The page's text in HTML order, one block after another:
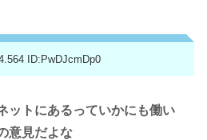
ID:PwDJcmDp0
ットにあるっていかにも働い
意見だよな